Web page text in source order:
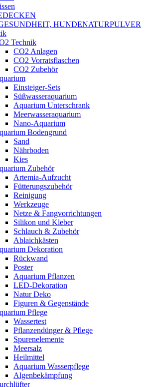
HUNDENATURPULVER
Technik
CO2 Anlagen
CO2 Vorratsflaschen
CO2 Zubehör
Einsteiger-Sets
Süßwasseraquarium
Aquarium Unterschrank
Meerwasseraquarium
Nano-Aquarium
Bodengrund
Sand
Nährboden
Kies
Zubehör
Artemia-Aufzucht
Fütterungszubehör
Reinigung
Werkzeuge
Netze & Fangvorrichtungen
Silikon und Kleber
Schlauch & Zubehör
Ablaichkästen
Dekoration
Rückwand
Poster
Aquarium Pflanzen
LED-Dekoration
Natur Deko
Figuren & Gegenstände
Pflege
Wassertest
Pflanzendünger & Pflege
Spurenelemente
Meersalz
Heilmittel
Aquarium Wasserpflege
Algenbekämpfung